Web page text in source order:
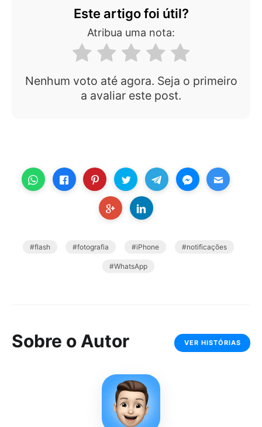
Este artigo foi útil?
Atribua uma nota:
Nenhum voto até agora. Seja o primeiro
a avaliar este post.
flash fotografia iPhone notificações
WhatsApp
Sobre o Autor VER HISTÓRIAS